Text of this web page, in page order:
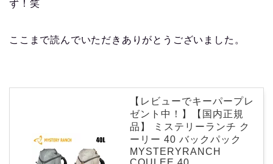
ず！笑
ここまで読んでいただきありがとうございました。
【レビューでキーパープレ
ゼント中！】【国内正規
品】 ミステリーランチ ク
ーリー 40 バックパック
MYSTERYRANCH